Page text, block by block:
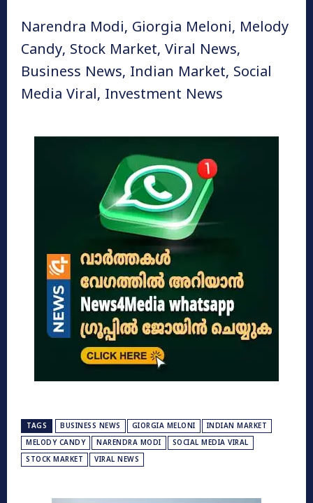
Narendra Modi, Giorgia Meloni, Melody
Candy, Stock Market, Viral News,
Business News, Indian Market, Social
Media Viral, Investment News
TAGS BUSINESS NEWS GIORGIA MELONI
INDIAN MARKET
MELODY CANDY
NARENDRA MODI
SOCIAL MEDIA VIRAL
STOCK MARKET
VIRAL NEWS